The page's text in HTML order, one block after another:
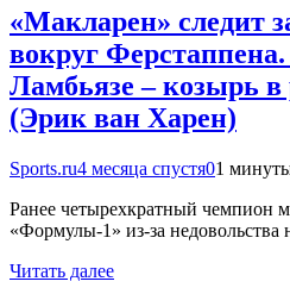
«Макларен» следит
вокруг
Ламбьязе – козырь в
(Эрик ван Харен)
Sports.ru4 месяца спустя01
Ранее четырехкратный чемпион
«Формулы-1» из-за недовольства
Читать далее